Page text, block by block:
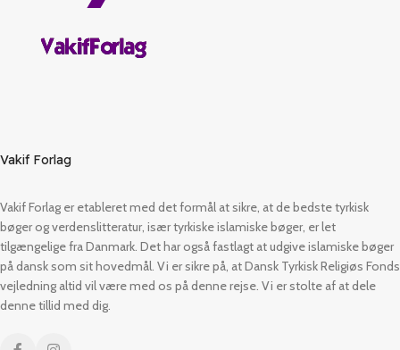
Vakif Forlag
Vakif Forlag er etableret med det formål at sikre, at de bedste tyrkisk
bøger og verdenslitteratur, især tyrkiske islamiske bøger, er let
tilgængelige fra Danmark. Det har også fastlagt at udgive islamiske bøger
på dansk som sit hovedmål. Vi er sikre på, at Dansk Tyrkisk Religiøs Fonds
vejledning altid vil være med os på denne rejse. Vi er stolte af at dele
denne tillid med dig.